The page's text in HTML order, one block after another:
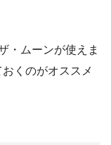
・ムーンが使えま
くのがオススメ